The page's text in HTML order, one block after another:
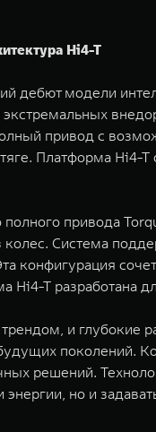
Hi4-T
дебют модели
привод с
Платформа
полного привода
Система
конфигурация
T разработана
и глубокие
поколений.
решений.
но и